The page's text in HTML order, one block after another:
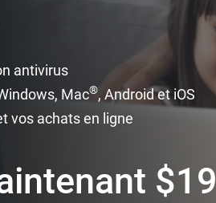
antivirus
Mac®, Android et iOS
vos achats en ligne
$19